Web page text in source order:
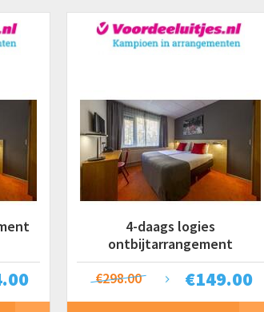
4-daags logies
ontbijtarrangement
€149.00
€298.00